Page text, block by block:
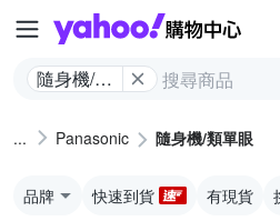
隨身機/類
Panasonic 隨身機/類單眼
品牌 快速到貨 有現貨